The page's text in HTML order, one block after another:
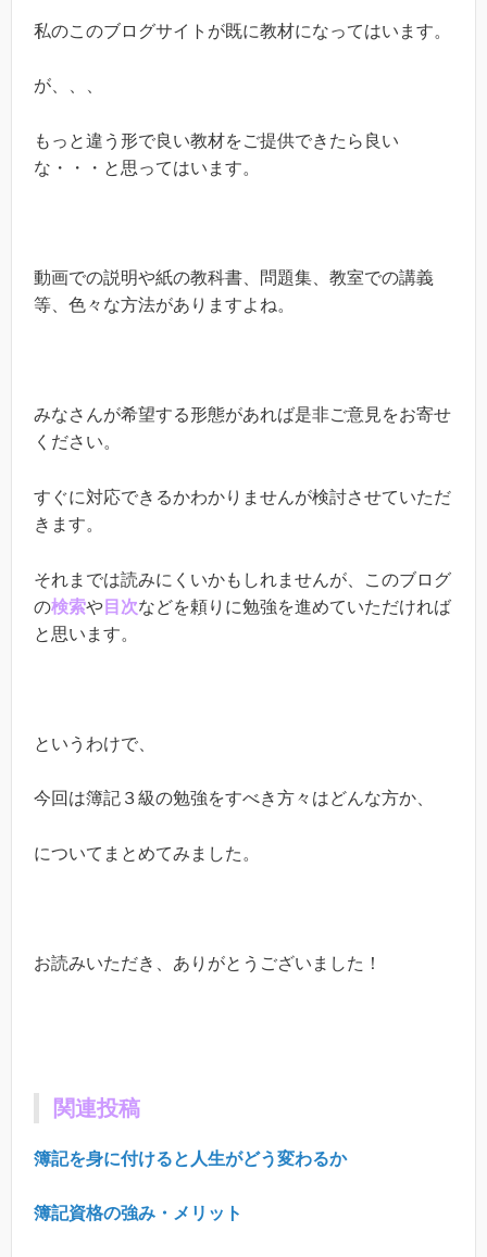
私のこのブログサイトが既に教材になってはいます。
が、、、
もっと違う形で良い教材をご提供できたら良い
な・・・と思ってはいます。
動画での説明や紙の教科書、問題集、教室での講義
等、色々な方法がありますよね。
みなさんが希望する形態があれば是非ご意見をお寄せ
ください。
すぐに対応できるかわかりませんが検討させていただ
きます。
それまでは読みにくいかもしれませんが、このブログ
の検索や 目次などを頼りに勉強を進めていただければ
と思います。
というわけで、
今回は簿記３級の勉強をすべき方々はどんな方か、
についてまとめてみました。
お読みいただき、ありがとうございました！
関連投稿
簿記を身に付けると人生がどう変わるか
簿記資格の強み・メリット